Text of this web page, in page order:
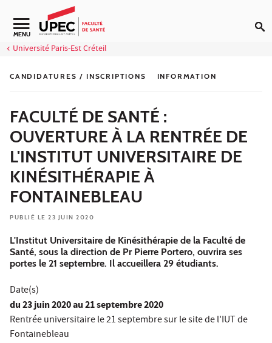
Aller au contenu
Navigation secondaire
MENU
Université Paris-Est Créteil
CANDIDATURES / INSCRIPTIONS INFORMATION
FACULTÉ DE SANTÉ :
OUVERTURE À LA RENTRÉE DE
L'INSTITUT UNIVERSITAIRE DE
KINÉSITHÉRAPIE À
FONTAINEBLEAU
PUBLIÉ LE 23 JUIN 2020
L'Institut Universitaire de Kinésithérapie de la Faculté de
Santé, sous la direction de Pr Pierre Portero, ouvrira ses
portes le 21 septembre. Il accueillera 29 étudiants.
Date(s)
du23 juin 2020au 21 septembre 2020
Rentrée universitaire le 21 septembre sur le site de l'IUT de
Fontainebleau